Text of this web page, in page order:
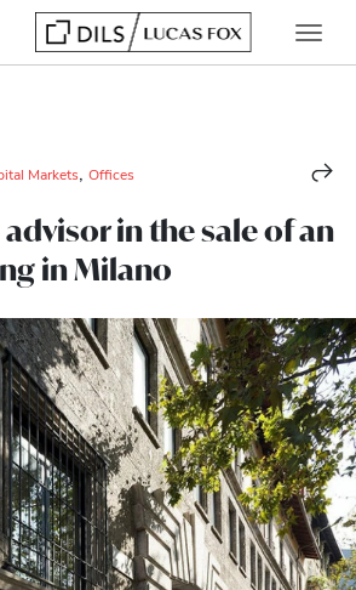
Markets Offices
advisor in the sale of an
in Milano